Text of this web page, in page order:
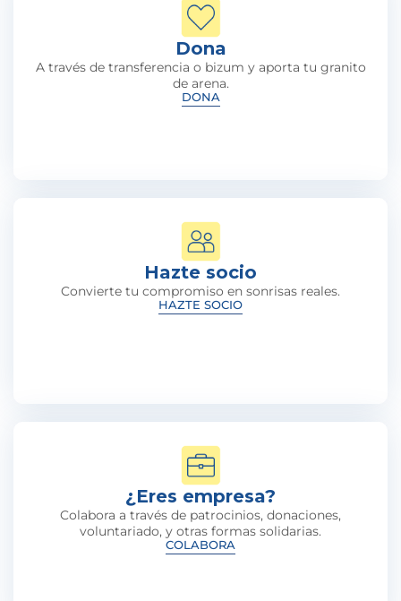
Dona
A través de transferencia o bizum y aporta tu granito
de arena.
DONA
Hazte socio
Convierte tu compromiso en sonrisas reales.
HAZTE SOCIO
¿Eres empresa?
Colabora a través de patrocinios, donaciones,
voluntariado, y otras formas solidarias.
COLABORA